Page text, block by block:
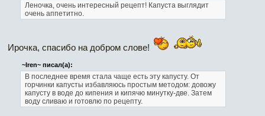
Леночка, очень интересный рецепт! Капуста выглядит
очень аппетитно.
Ирочка, спасибо на добром слове!
~Iren~ писал(а):
В последнее время стала чаще есть эту капусту. От
горчинки капусты избавляюсь простым методом: довожу
капусту в воде до кипения и кипячю минутку-две. Затем
воду сливаю и готовлю по рецепту.